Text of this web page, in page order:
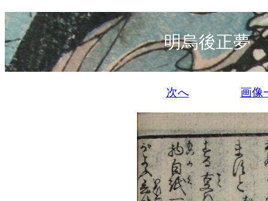
明烏後正夢
次へ 画像